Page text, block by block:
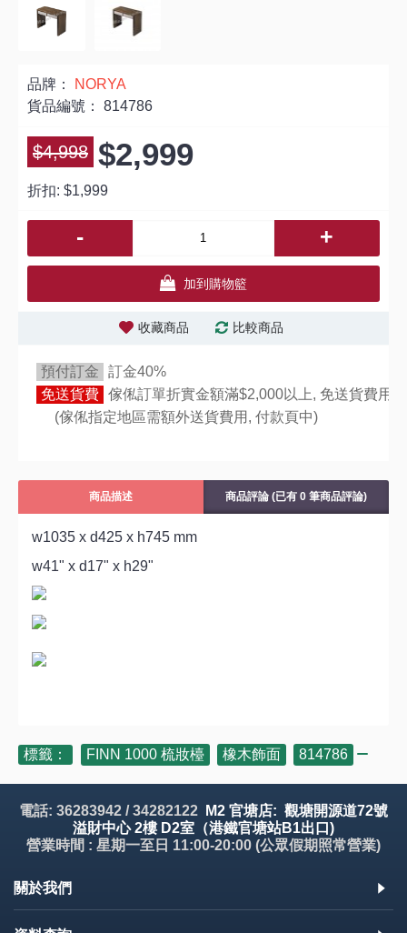
品牌：
NORYA
貨品編號： 814786
$4,998 $2,999
折扣: $1,999
- +
加到購物籃
收藏商品 比較商品
預付訂金
訂金40%
免送貨費 傢俬訂單折實金額滿$2,000以上, 免送貨費用,
(傢俬指定地區需額外送貨費用, 付款頁中)
商品描述 商品評論 (已有 0 筆商品評論)
w1035 x d425 x h745 mm
w41" x d17" x h29"
標籤： FINN 1000 梳妝檯 橡木飾面 814786
電話: 36283942 / 34282122
M2 官塘店: 觀塘開源道72號
溢財中心 2樓 D2室（港鐵官塘站B1出口)
營業時間 : 星期一至日 11:00-20:00 (公眾假期照常營業)
關於我們